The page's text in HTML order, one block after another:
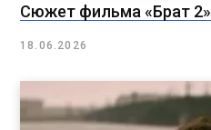
Сюжет фильма «Брат 2»
18.06.2026